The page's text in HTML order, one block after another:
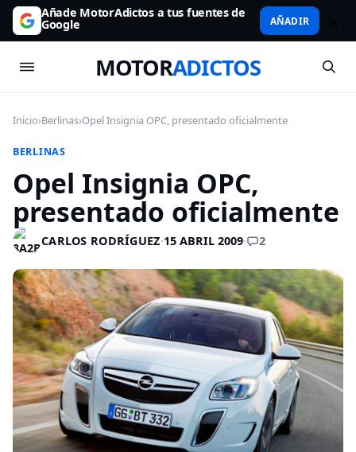
Añade MotorAdictos a tus fuentes de
Google AÑADIR
MOTORADICTOS
Inicio›Berlinas›Opel Insignia OPC, presentado oficialmente
BERLINAS
Opel Insignia OPC,
presentado oficialmente
CARLOS RODRÍGUEZ·15 ABRIL 2009· 2